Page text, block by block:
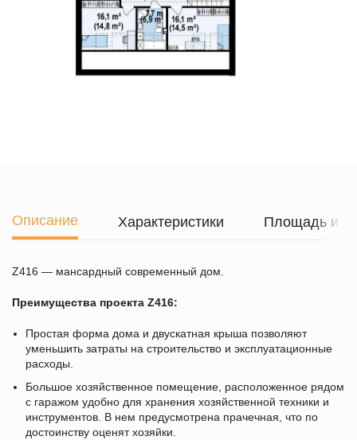
Описание Характеристики Площадь и
Z416 — мансардный современный дом.
Преимущества проекта Z416:
Простая форма дома и двускатная крыша позволяют
уменьшить затраты на строительство и эксплуатационные
расходы.
Большое хозяйственное помещение, расположенное рядом
с гаражом удобно для хранения хозяйственной техники и
инструментов. В нем предусмотрена прачечная, что по
достоинству оценят хозяйки.